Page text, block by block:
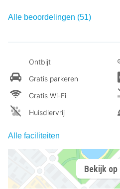
Alle beoordelingen (51)
Ontbijt
Gratis parkeren
Gratis Wi-Fi
Huisdiervrij
Alle faciliteiten
Bekijk